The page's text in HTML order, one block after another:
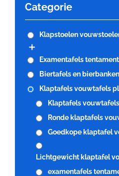
Categorie
Klapstoelen
Examentafels
Biertafels en bierbanken
Klaptafels vouwtafels
Klaptafels
Ronde klaptafels
Goedkope klaptafel
Lichtgewicht klaptafel
examentafels